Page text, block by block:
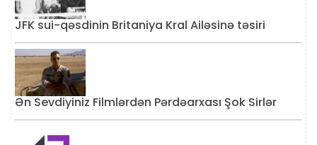
JFK sui-qəsdinin Britaniya Kral Ailəsinə təsiri
Ən Sevdiyiniz Filmlərdən Pərdəarxası Şok Sirlər